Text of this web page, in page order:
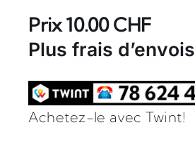
Prix 10.00 CHF
Plus frais d’envois
Achetez-le avec Twint!